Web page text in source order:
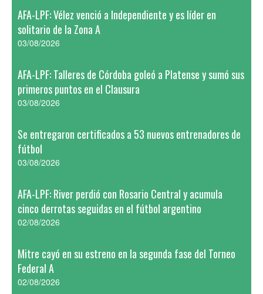
AFA-LPF: Vélez venció a Independiente y es líder en
solitario de la Zona A
03/08/2026
AFA-LPF: Talleres de Córdoba goleó a Platense y sumó sus
primeros puntos en el Clausura
03/08/2026
Se entregaron certificados a 53 nuevos entrenadores de
fútbol
03/08/2026
AFA-LPF: River perdió con Rosario Central y acumula
cinco derrotas seguidas en el fútbol argentino
02/08/2026
Mitre cayó en su estreno en la segunda fase del Torneo
Federal A
02/08/2026